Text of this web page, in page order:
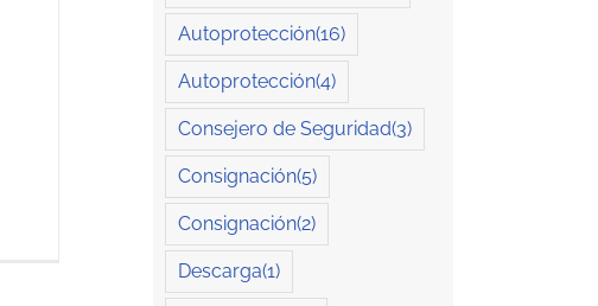
Autoprotección(16)
Autoprotección(4)
Consejero de Seguridad(3)
Consignación(5)
Consignación(2)
Descarga(1)